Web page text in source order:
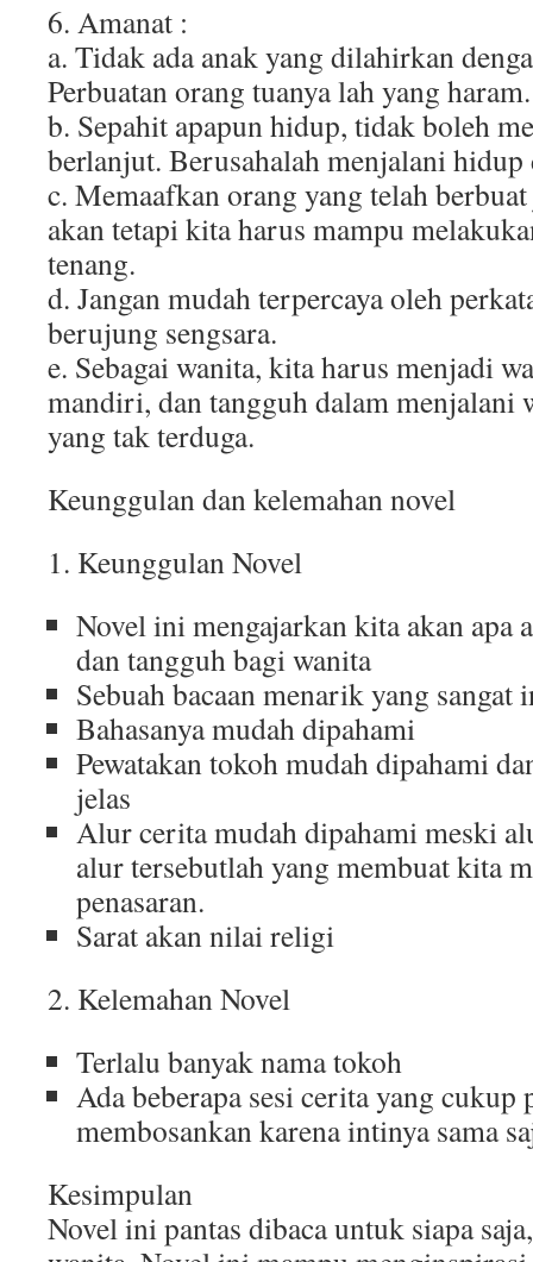
6. Amanat :
a. Tidak ada anak yang dilahirkan
Perbuatan orang tuanya lah yang haram.
b. Sepahit apapun hidup, tidak boleh
berlanjut. Berusahalah menjalani hidup
c. Memaafkan orang yang telah
akan tetapi kita harus mampu
tenang.
d. Jangan mudah terpercaya oleh
berujung sengsara.
e. Sebagai wanita, kita harus menjadi
mandiri, dan tangguh dalam menjalani
yang tak terduga.
Keunggulan dan kelemahan novel
1. Keunggulan Novel
Novel ini mengajarkan kita akan apa
dan tangguh bagi wanita
Sebuah bacaan menarik yang sangat
Bahasanya mudah dipahami
Pewatakan tokoh mudah dipahami
jelas
Alur cerita mudah dipahami meski
alur tersebutlah yang membuat kita
penasaran.
Sarat akan nilai religi
2. Kelemahan Novel
Terlalu banyak nama tokoh
Ada beberapa sesi cerita yang cukup
membosankan karena intinya sama
Kesimpulan
Novel ini pantas dibaca untuk siapa